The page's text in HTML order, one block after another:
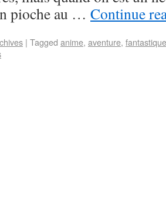
pioche au … Continue
| Tagged anime, aventure, fantastique